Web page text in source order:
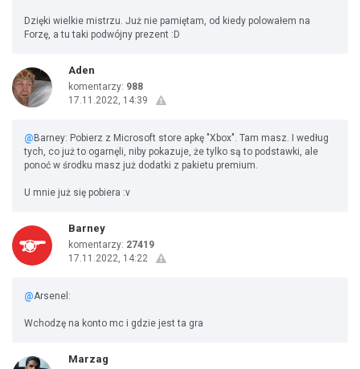
Dzięki wielkie mistrzu. Już nie pamiętam, od kiedy polowałem na
Forzę, a tu taki podwójny prezent :D
Aden
komentarzy: 988
17.11.2022, 14:39
@ Barney: Pobierz z Microsoft store apkę "Xbox". Tam masz. I według
tych, co już to ogarnęli, niby pokazuje, że tylko są to podstawki, ale
ponoć w środku masz już dodatki z pakietu premium.
U mnie już się pobiera :v
Barney
komentarzy: 27419
17.11.2022, 14:22
@Arsenel:
Wchodzę na konto mc i gdzie jest ta gra
Marzag